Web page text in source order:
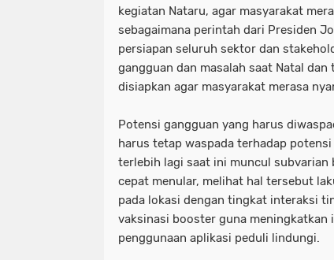
kegiatan Nataru, agar masyarakat
sebagaimana perintah dari Presiden
persiapan seluruh sektor dan
gangguan dan masalah saat Natal
disiapkan agar masyarakat merasa
Potensi gangguan yang harus
harus tetap waspada terhadap
terlebih lagi saat ini muncul subvarian
cepat menular, melihat hal tersebut
pada lokasi dengan tingkat interaksi
vaksinasi booster guna meningkatkan
penggunaan aplikasi peduli lindungi.